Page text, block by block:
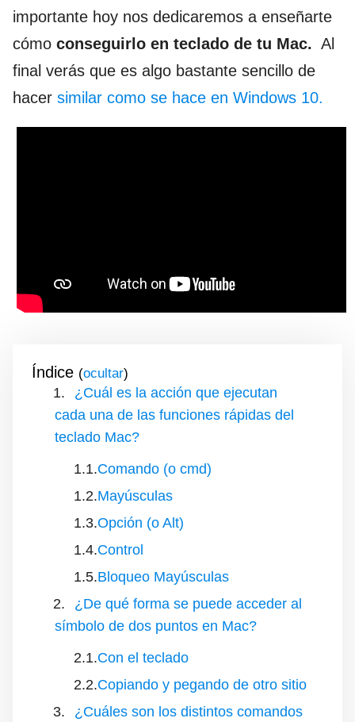
importante hoy nos dedicaremos a enseñarte
cómo conseguirlo en teclado de tu Mac. Al
final verás que es algo bastante sencillo de
hacer similar como se hace en Windows 10.
Índice ( )
¿Cuál es la acción que ejecutan
cada una de las funciones rápidas del
teclado Mac?
Comando (o cmd)
Mayúsculas
Opción (o Alt)
Control
Bloqueo Mayúsculas
¿De qué forma se puede acceder al
símbolo de dos puntos en Mac?
Con el teclado
Copiando y pegando de otro sitio
¿Cuáles son los distintos comandos